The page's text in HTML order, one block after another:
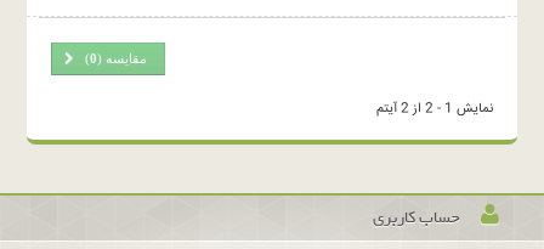
مقایسه (0
)
نمایش 1 - 2 از 2 آیتم
حساب کاربری